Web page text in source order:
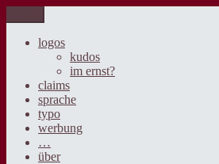
Inhalt
springen
logoblog · · · wörter · worte · formen ·
der blog über sprache, design und werbung.
logos
kudos
im ernst?
claims
sprache
typo
werbung
…
über